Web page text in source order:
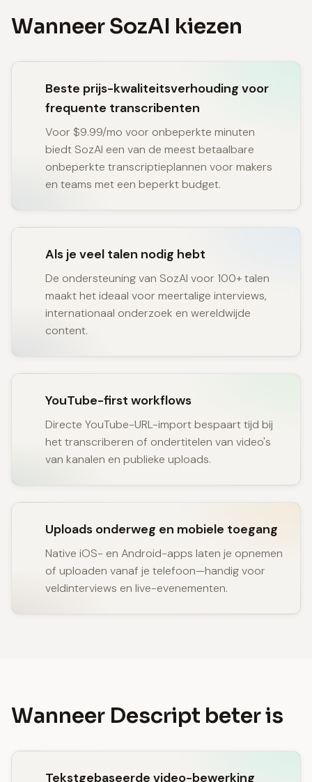
Wanneer SozAI kiezen
Beste prijs-kwaliteitsverhouding voor
frequente transcribenten
Voor $9.99/mo voor onbeperkte minuten
biedt SozAI een van de meest betaalbare
onbeperkte transcriptieplannen voor makers
en teams met een beperkt budget.
Als je veel talen nodig hebt
De ondersteuning van SozAI voor 100+ talen
maakt het ideaal voor meertalige interviews,
internationaal onderzoek en wereldwijde
content.
YouTube-first workflows
Directe YouTube-URL-import bespaart tijd bij
het transcriberen of ondertitelen van video's
van kanalen en publieke uploads.
Uploads onderweg en mobiele toegang
Native iOS- en Android-apps laten je opnemen
of uploaden vanaf je telefoon—handig voor
veldinterviews en live-evenementen.
Wanneer Descript beter is
Tekstgebaseerde video-bewerking